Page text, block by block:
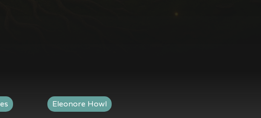
Eleonore Howl